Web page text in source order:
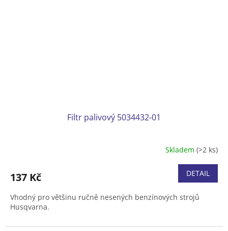
Filtr palivový 5034432-01
Skladem (>2 ks)
137 Kč DETAIL
Vhodný pro většinu ručně nesených benzínových strojů
Husqvarna.